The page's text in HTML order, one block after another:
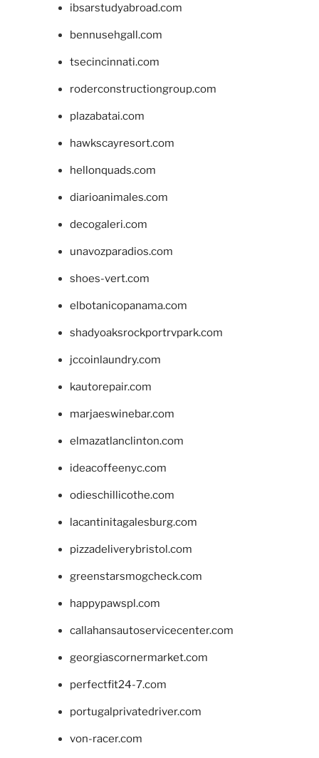
ibsarstudyabroad.com
bennusehgall.com
tsecincinnati.com
roderconstructiongroup.com
plazabatai.com
hawkscayresort.com
hellonquads.com
diarioanimales.com
decogaleri.com
unavozparadios.com
shoes-vert.com
elbotanicopanama.com
shadyoaksrockportrvpark.com
jccoinlaundry.com
kautorepair.com
marjaeswinebar.com
elmazatlanclinton.com
ideacoffeenyc.com
odieschillicothe.com
lacantinitagalesburg.com
pizzadeliverybristol.com
greenstarsmogcheck.com
happypawspl.com
callahansautoservicecenter.com
georgiascornermarket.com
perfectfit24-7.com
portugalprivatedriver.com
von-racer.com